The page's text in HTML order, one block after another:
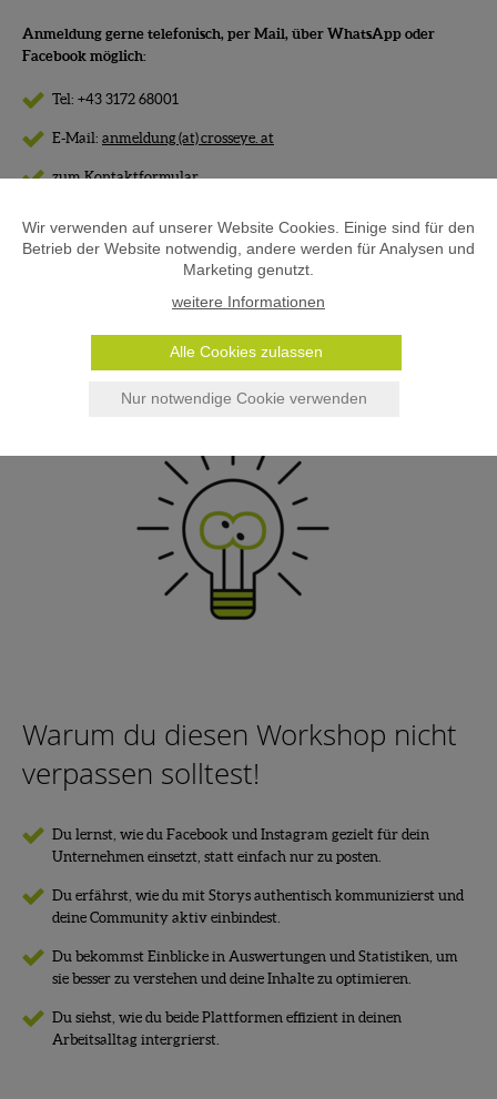
Anmeldung gerne telefonisch, per Mail, über WhatsApp oder
Facebook möglich:
Tel: +43 3172 68001
E-Mail: anmeldung (at) crosseye. at
zum Kontaktformular
Warum du diesen Workshop nicht
verpassen solltest!
Du lernst, wie du Facebook und Instagram gezielt für dein
Unternehmen einsetzt, statt einfach nur zu posten.
Du erfährst, wie du mit Storys authentisch kommunizierst und
deine Community aktiv einbindest.
Du bekommst Einblicke in Auswertungen und Statistiken, um
sie besser zu verstehen und deine Inhalte zu optimieren.
Du siehst, wie du beide Plattformen effizient in deinen
Arbeitsalltag intergrierst.
Wir verwenden auf unserer Website Cookies. Einige sind für den
Betrieb der Website notwendig, andere werden für Analysen und
Marketing genutzt.
weitere Informationen
Alle Cookies zulassen
Nur notwendige Cookie verwenden